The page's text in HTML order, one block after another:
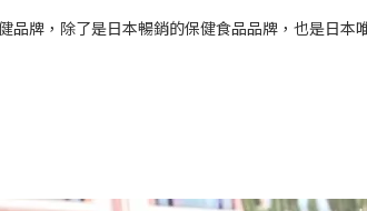
品牌，除了是日本暢銷的保健食品品牌，也是日本